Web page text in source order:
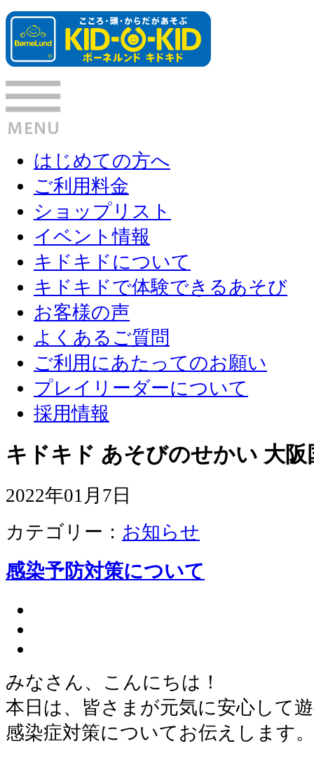
はじめての方へ
ご利用料金
ショップリスト
イベント情報
キドキドについて
キドキドで体験できるあそび
お客様の声
よくあるご質問
ご利用にあたってのお願い
プレイリーダーについて
採用情報
キドキド あそびのせかい 大
2022年01月7日
カテゴリー： お知らせ
感染予防対策について
みなさん、こんにちは！
本日は、皆さまが元気に安心して
感染症対策についてお伝えします。